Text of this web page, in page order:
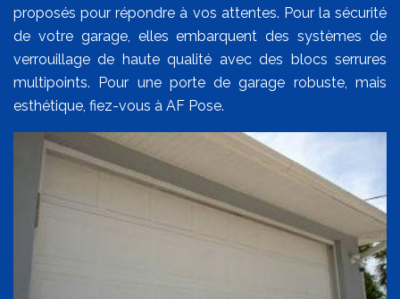
proposés pour répondre à vos attentes. Pour la sécurité
de votre garage, elles embarquent des systèmes de
verrouillage de haute qualité avec des blocs serrures
multipoints. Pour une porte de garage robuste, mais
esthétique, fiez-vous à AF Pose.